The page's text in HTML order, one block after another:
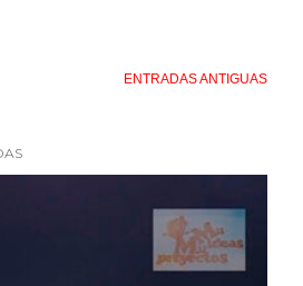
ENTRADAS ANTIGUAS